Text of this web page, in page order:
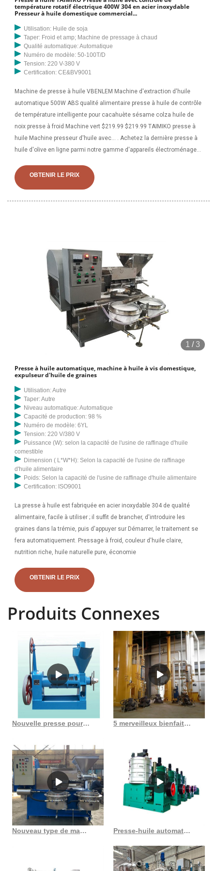
température rotatif électrique 400W 304 en acier inoxydable
Presseur à huile domestique commercial...
Utilisation: Huile de soja
Taper: Froid et amp; Machine de pressage à chaud
Qualité automatique: Automatique
Numéro de modèle: 50-100T/D
Tension: 220 V-380 V
Certification: CE&BV9001
Machine de presse à huile VBENLEM Machine d'extraction d'huile
automatique 500W ABS qualité alimentaire presse à huile de contrôle
de température intelligente pour cacahuète sésame colza huile de
noix presse à froid Machine vert $219.99 $219.99 TAIMIKO presse à
huile Machine presseur d'huile avec... . Achetez la dernière presse à
huile d'olive en ligne parmi notre gamme d'appareils électroménagers
propose un large choix de presse à huile d'olive et de presse à huile
d'olive de qualité supérieure
OBTENIR LE PRIX
1 /3
Presse à huile automatique, machine à huile à vis domestique,
expulseur d'huile de graines
Utilisation: Autre
Taper: Autre
Niveau automatique: Automatique
Capacité de production: 98 %
Numéro de modèle: 6YL
Tension: 220 V/380 V
Puissance (W): selon la capacité de l'usine de raffinage d'huile
comestible
Dimension ( L*W*H): Selon la capacité de l'usine de raffinage
d'huile alimentaire
Poids: Selon la capacité de l'usine de raffinage d'huile alimentaire
Certification: ISO9001
La presse à huile est fabriquée en acier inoxydable 304 de qualité
alimentaire, facile à utiliser ; il suffit de brancher, d'introduire les
graines dans la trémie, puis d'appuyer sur Démarrer, le traitement se
fera automatiquement. Pressage à froid, couleur d'huile claire,
nutrition riche, huile naturelle pure, économie
OBTENIR LE PRIX
Produits Connexes
Nouvelle presse pour l’usine de prix du pétrole huile de noix de coco machine à huile de penaut 5 merveilleux bienfaits de l’huile de son de riz au Cameroun
Nouveau type de machine de moulin à huile de germe de maïs au Cameroun Presse-huile automatique en acier inoxydable, chauffage automatique, machine au Gabon